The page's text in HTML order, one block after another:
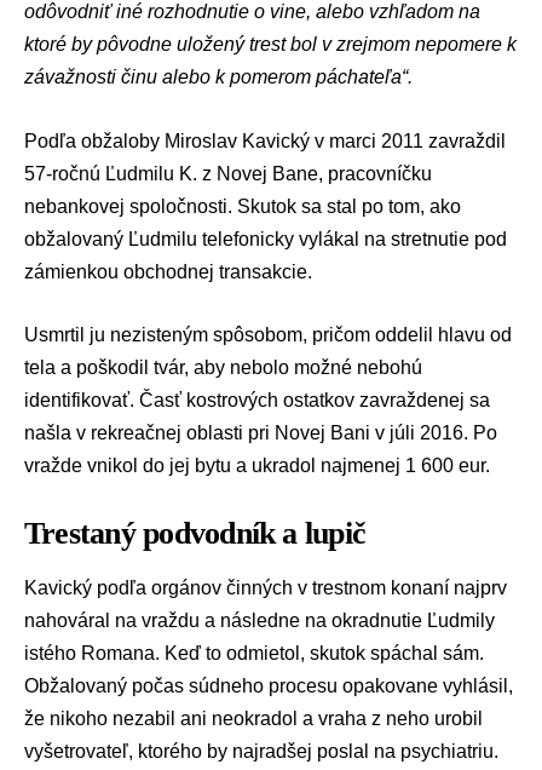
odôvodniť iné rozhodnutie o vine, alebo vzhľadom na
ktoré by pôvodne uložený trest bol v zrejmom nepomere k
závažnosti činu alebo k pomerom páchateľa“.
Podľa obžaloby Miroslav Kavický v marci 2011 zavraždil
57-ročnú Ľudmilu K. z Novej Bane, pracovníčku
nebankovej spoločnosti. Skutok sa stal po tom, ako
obžalovaný Ľudmilu telefonicky vylákal na stretnutie pod
zámienkou obchodnej transakcie.
Usmrtil ju nezisteným spôsobom, pričom oddelil hlavu od
tela a poškodil tvár, aby nebolo možné nebohú
identifikovať. Časť kostrových ostatkov zavraždenej sa
našla v rekreačnej oblasti pri Novej Bani v júli 2016. Po
vražde vnikol do jej bytu a ukradol najmenej 1 600 eur.
Trestaný podvodník a lupič
Kavický podľa orgánov činných v trestnom konaní najprv
nahováral na vraždu a následne na okradnutie Ľudmily
istého Romana. Keď to odmietol, skutok spáchal sám.
Obžalovaný počas súdneho procesu opakovane vyhlásil,
že nikoho nezabil ani neokradol a vraha z neho urobil
vyšetrovateľ, ktorého by najradšej poslal na psychiatriu.